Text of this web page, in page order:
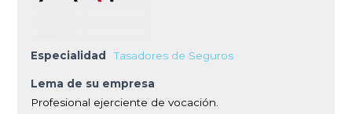
Especialidad Tasadores de Seguros
Lema de su empresa
Profesional ejerciente de vocación.